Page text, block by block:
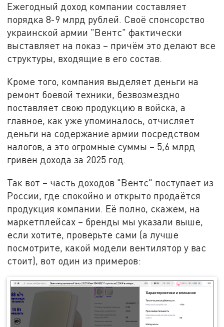
Ежегодный доход компании составляет
порядка 8-9 млрд рублей. Своё спонсорство
украинской армии "Вентс" фактически
выставляет на показ – причём это делают все
структуры, входящие в его состав.
Кроме того, компания выделяет деньги на
ремонт боевой техники, безвозмездно
поставляет свою продукцию в войска, а
главное, как уже упоминалось, отчисляет
деньги на содержание армии посредством
налогов, а это огромные суммы – 5,6 млрд
гривен дохода за 2025 год.
Так вот – часть доходов "Вентс" поступает из
России, где спокойно и открыто продаётся
продукция компании. Её полно, скажем, на
маркетплейсах – бренды мы указали выше,
если хотите, проверьте сами (а лучше
посмотрите, какой модели вентилятор у вас
стоит), вот один из примеров: